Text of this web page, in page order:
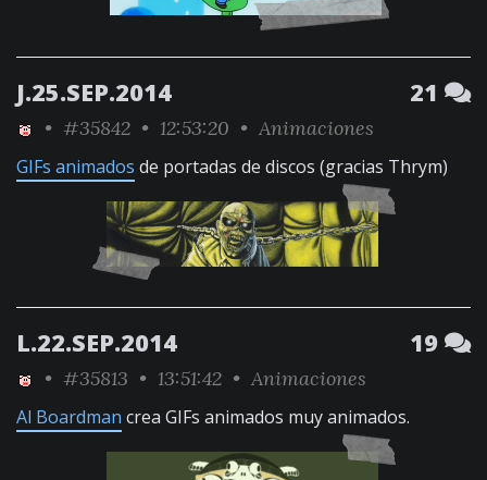
J.25.SEP.2014 21
• #35842 • 12:53:20 • Animaciones
GIFs animados de portadas de discos (gracias Thrym)
L.22.SEP.2014 19
• #35813 • 13:51:42 • Animaciones
Al Boardman crea GIFs animados muy animados.